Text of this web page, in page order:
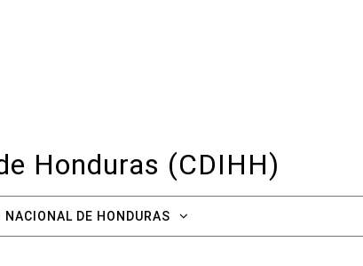
Honduras (CDIHH)
NACIONAL DE HONDURAS